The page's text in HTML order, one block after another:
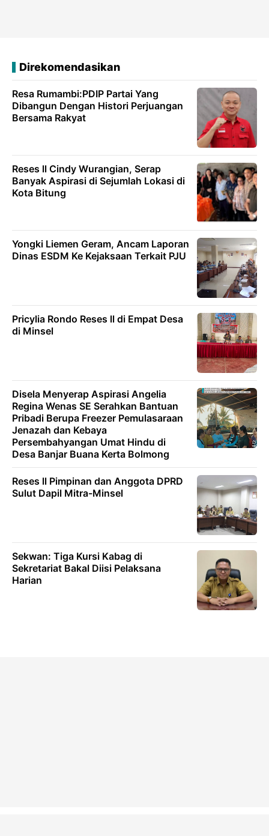
Direkomendasikan
Resa Rumambi:PDIP Partai Yang
Dibangun Dengan Histori Perjuangan
Bersama Rakyat
Reses ll Cindy Wurangian, Serap
Banyak Aspirasi di Sejumlah Lokasi di
Kota Bitung
Yongki Liemen Geram, Ancam Laporan
Dinas ESDM Ke Kejaksaan Terkait PJU
Pricylia Rondo Reses ll di Empat Desa
di Minsel
Disela Menyerap Aspirasi Angelia
Regina Wenas SE Serahkan Bantuan
Pribadi Berupa Freezer Pemulasaraan
Jenazah dan Kebaya
Persembahyangan Umat Hindu di
Desa Banjar Buana Kerta Bolmong
Reses ll Pimpinan dan Anggota DPRD
Sulut Dapil Mitra-Minsel
Sekwan: Tiga Kursi Kabag di
Sekretariat Bakal Diisi Pelaksana
Harian